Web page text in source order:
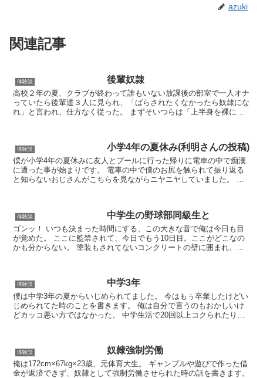
azuki
関連記事
体験談 後輩奴隷
高校２年の夏、クラブが終わって誰もいない放課後の部室で一人オナ
っていたら後輩達３人に見られ、「ばらされたくなかったら奴隷にな
れ」と言われ、仕方なく従った。 まずそいつらは「上半身を裸にし
体験談 小学4年の夏休み(利明さんの投稿)
僕が小学4年の夏休みに友人とプールに行った帰りに電車の中で痴漢
に遭った事が始まりです。 電車の中で僕のお尻を触られて振り返る
と知らないおじさんがこちらを見ながらニヤニヤしていました。 駅
体験談 中学生の野球部同級生と
ゴンッ！ いつも決まった時間にする、この大きな音で俺は今日も目
が覚めた。 ここに監禁されて、今日でもう10日目。ここがどこなの
かも分からない。 塗装もされてないコンクリートの壁に囲まれ、窓
体験談 中学3年
僕は中学3年の夏からいじめられてました。 今はもぅ卒業したけどい
じめられてた時のことを書きます。 俺は自分で言うのもおかしいけ
どカッコ悪い方ではなかった。 中学生活で20回以上コクられたりし
体験談 奴隷強制労働
俺は172cm×67kg×23歳、元体育大生。 ギャンブルや遊びで作った借
金が返済できず、奴隷として強制労働させられた時の話を書きます。